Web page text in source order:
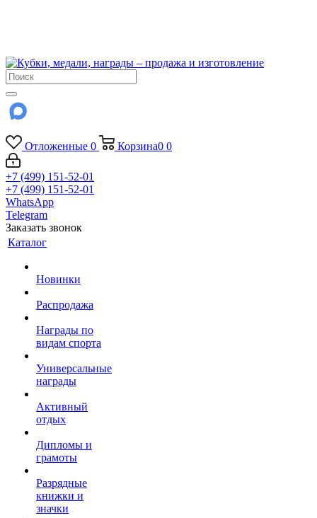
Отложенные 0 Корзина0 0
+7 (499) 151-52-01
+7 (499) 151-52-01
WhatsApp
Telegram
Заказать звонок
Каталог
Новинки
Распродажа
Награды по
видам спорта
Универсальные
награды
Активный
отдых
Дипломы и
грамоты
Разрядные
книжки и
значки